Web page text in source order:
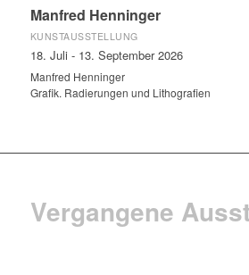
Manfred Henninger
KUNSTAUSSTELLUNG
18. Juli - 13. September 2026
Manfred Henninger
Grafik. Radierungen und Lithografien
Vergangene